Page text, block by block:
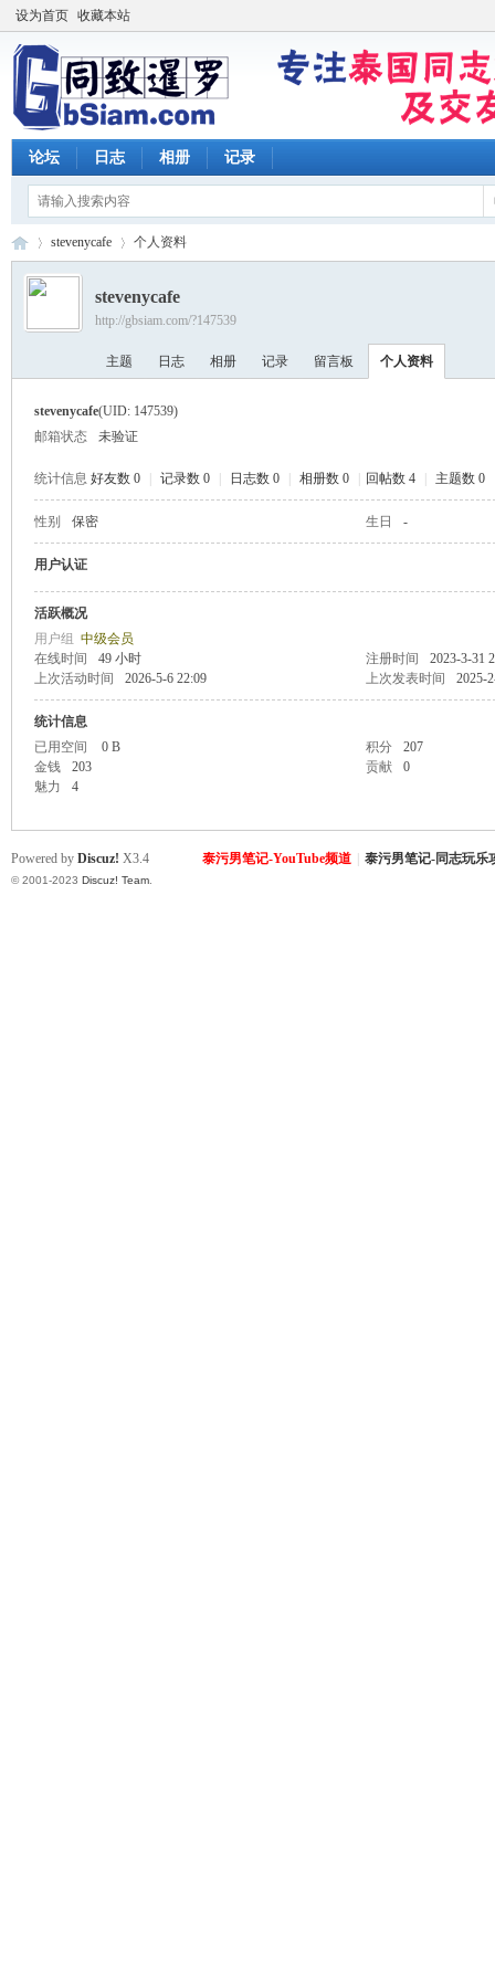
设为首页 收藏本站
论坛 日志 相册 记录
›
stevenycafe 个人资料
stevenycafe
http://gbsiam.com/?147539
主题 日志 相册 记录 留言板 个人资料
stevenycafe(UID: 147539)
邮箱状态
未验证
统计信息 好友数 0 记录数 0 日志数 0 相册数 0 回帖数 4 主题数 0
性别 保密 生日 -
用户认证
活跃概况
用户组 中级会员
在线时间
49 小时 注册时间
2023-3-31
上次活动时间
2026-5-6 22:09 上次发表时间 2025-
统计信息
已用空间
0 B 积分
207
金钱
203 贡献
0
魅力
4
泰污男笔记-YouTube频道 泰污男笔记-同志玩乐
Powered by Discuz! X3.4
© 2001-2023 Discuz! Team.